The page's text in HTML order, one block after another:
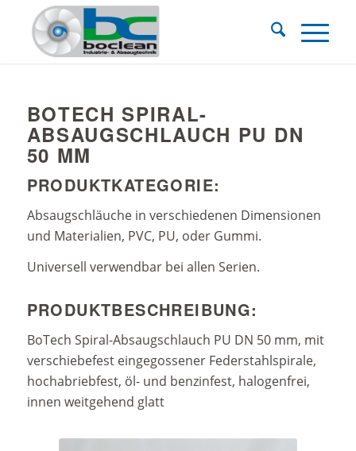
BOTECH SPIRAL-
ABSAUGSCHLAUCH PU DN
50 MM
PRODUKTKATEGORIE:
Absaugschläuche in verschiedenen Dimensionen
und Materialien, PVC, PU, oder Gummi.
Universell verwendbar bei allen Serien.
PRODUKTBESCHREIBUNG:
BoTech Spiral-Absaugschlauch PU DN 50 mm, mit
verschiebefest eingegossener Federstahlspirale,
hochabriebfest, öl- und benzinfest, halogenfrei,
innen weitgehend glatt